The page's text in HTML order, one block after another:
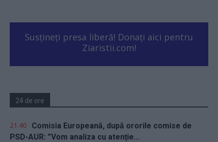
Susțineți presa liberă! Donați aici pentru
Ziaristii.com!
24 de ore
21.40
Comisia Europeană, după ororile comise de
PSD-AUR: ”Vom analiza cu atenție...